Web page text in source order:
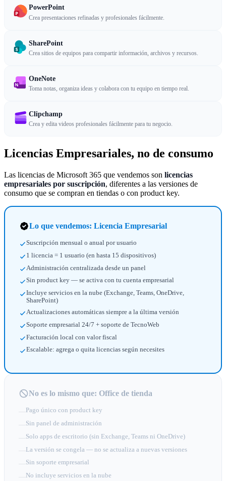
PowerPoint
Crea presentaciones refinadas y profesionales fácilmente.
SharePoint
Crea sitios de equipos para compartir información, archivos y recursos.
OneNote
Toma notas, organiza ideas y colabora con tu equipo en tiempo real.
Clipchamp
Crea y edita videos profesionales fácilmente para tu negocio.
Licencias Empresariales, no de consumo
Las licencias de Microsoft 365 que vendemos son licencias
empresariales por suscripción, diferentes a las versiones de
consumo que se compran en tiendas o con product key.
Lo que vendemos: Licencia Empresarial
Suscripción mensual o anual por usuario
1 licencia = 1 usuario (en hasta 15 dispositivos)
Administración centralizada desde un panel
Sin product key — se activa con tu cuenta empresarial
Incluye servicios en la nube (Exchange, Teams, OneDrive,
SharePoint)
Actualizaciones automáticas siempre a la última versión
Soporte empresarial 24/7 + soporte de TecnoWeb
Facturación local con valor fiscal
Escalable: agrega o quita licencias según necesites
No es lo mismo que: Office de tienda
— Pago único con product key
—Sin panel de administración
—Solo apps de escritorio (sin Exchange, Teams ni OneDrive)
—La versión se congela — no se actualiza a nuevas versiones
—Sin soporte empresarial
—No incluye servicios en la nube